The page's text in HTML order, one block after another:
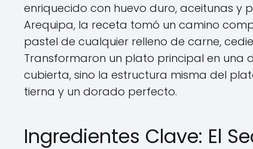
enriquecido con huevo duro, aceitunas y
Arequipa, la receta tomó un camino
pastel de cualquier relleno de carne,
Transformaron un plato principal en
cubierta, sino la estructura misma del
tierna y un dorado perfecto.
Ingredientes Clave: El